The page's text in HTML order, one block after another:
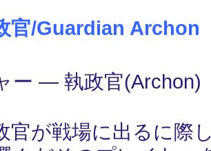
官/Guardian Archon
ー ― 執政官
官が戦場に出るに際